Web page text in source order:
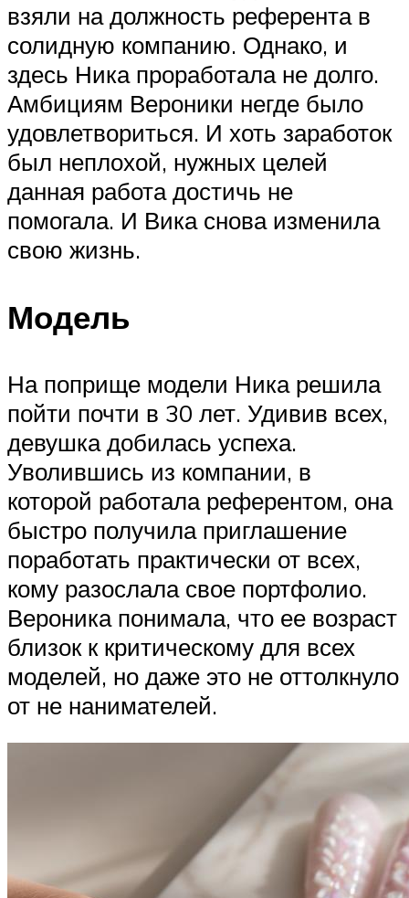
взяли на должность референта в
солидную компанию. Однако, и
здесь Ника проработала не долго.
Амбициям Вероники негде было
удовлетвориться. И хоть заработок
был неплохой, нужных целей
данная работа достичь не
помогала. И Вика снова изменила
свою жизнь.
Модель
На поприще модели Ника решила
пойти почти в 30 лет. Удивив всех,
девушка добилась успеха.
Уволившись из компании, в
которой работала референтом, она
быстро получила приглашение
поработать практически от всех,
кому разослала свое портфолио.
Вероника понимала, что ее возраст
близок к критическому для всех
моделей, но даже это не оттолкнуло
от не нанимателей.